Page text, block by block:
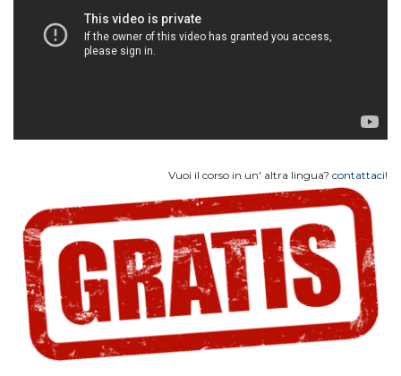
Vuoi il corso in un' altra lingua? contattaci!